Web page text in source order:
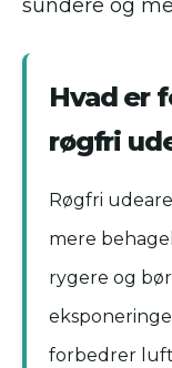
sundere og
Hvad er
røgfri
Røgfri
mere
rygere og
forbedrer